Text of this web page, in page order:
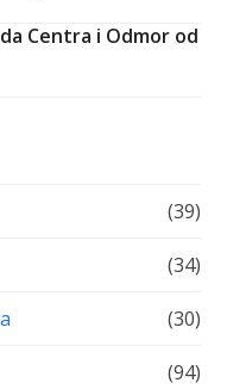
Centra i Odmor od
(39)
(34)
(30)
(94)